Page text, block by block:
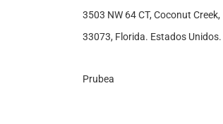
3503 NW 64 CT, Coconut Creek,
33073, Florida. Estados Unidos.
Prubea